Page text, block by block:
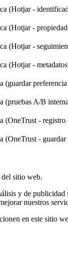
(Hotjar -
(Hotjar -
(Hotjar -
(Hotjar -
(guardar
(pruebas A/B
(OneTrust - registro
(OneTrust -
sitio web.
y de
nuestros
en este sitio